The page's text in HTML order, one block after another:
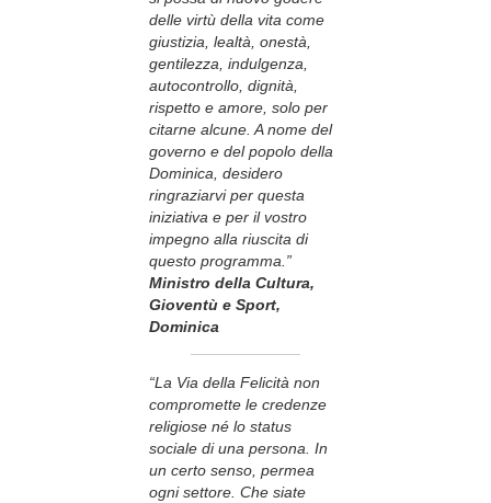
delle virtù della vita come
giustizia, lealtà, onestà,
gentilezza, indulgenza,
autocontrollo, dignità,
rispetto e amore, solo per
citarne alcune. A nome del
governo e del popolo della
Dominica, desidero
ringraziarvi per questa
iniziativa e per il vostro
impegno alla riuscita di
questo programma.”
Ministro della Cultura,
Gioventù e Sport,
Dominica
“La Via della Felicità non
compromette le credenze
religiose né lo status
sociale di una persona. In
un certo senso, permea
ogni settore. Che siate